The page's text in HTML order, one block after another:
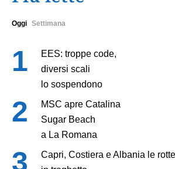
Oggi Settimana
EES: troppe code,
diversi scali
lo sospendono
MSC apre Catalina
Sugar Beach
a La Romana
Capri, Costiera e Albania le